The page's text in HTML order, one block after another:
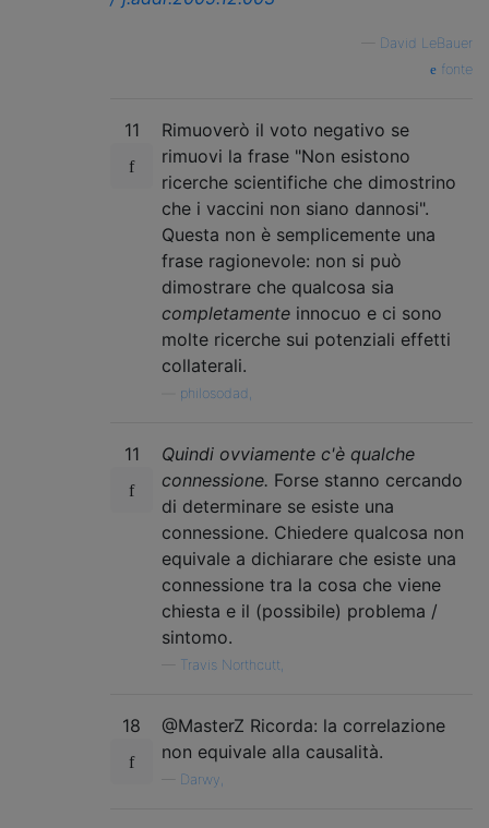
David LeBauer
fonte
11
Rimuoverò il voto negativo se
rimuovi la frase "Non esistono
ricerche scientifiche che dimostrino
che i vaccini non siano dannosi".
Questa non è semplicemente una
frase ragionevole: non si può
dimostrare che qualcosa sia
completamente innocuo e ci sono
molte ricerche sui potenziali effetti
collaterali.
philosodad,
11
Quindi ovviamente c'è qualche
connessione. Forse stanno cercando
di determinare se esiste una
connessione. Chiedere qualcosa non
equivale a dichiarare che esiste una
connessione tra la cosa che viene
chiesta e il (possibile) problema /
sintomo.
Travis Northcutt,
18
@MasterZ Ricorda: la correlazione
non equivale alla causalità.
Darwy,